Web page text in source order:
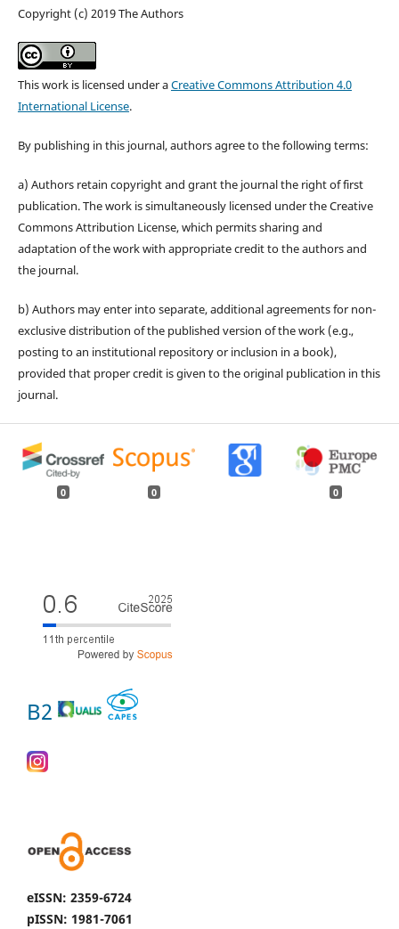
Copyright (c) 2019 The Authors
This work is licensed under aCreative Commons Attribution 4.0
International License.
By publishing in this journal, authors agree to the following terms:
a) Authors retain copyright and grant the journal the right of first
publication. The work is simultaneously licensed under the Creative
Commons Attribution License, which permits sharing and
adaptation of the work with appropriate credit to the authors and
the journal.
b) Authors may enter into separate, additional agreements for non-
exclusive distribution of the published version of the work (e.g.,
posting to an institutional repository or inclusion in a book),
provided that proper credit is given to the original publication in this
journal.
0 0 0
B2
eISSN: 2359-6724
pISSN: 1981-7061